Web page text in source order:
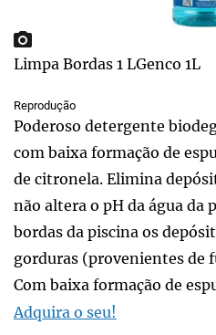
Limpa Bordas 1 LGenco 1L
Reprodução
Poderoso detergente
com baixa formação de
de citronela. Elimina
não altera o pH da água da
bordas da piscina os
gorduras (provenientes de
Com baixa formação de
Adquira o seu!